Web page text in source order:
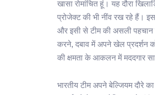
खासा रोमांचित हूं। यह दौरा
प्रोजेक्ट की भी नींव रख रहे हैं।
और इसी से टीम की असली पहचान
करने, दबाव में अपने खेल प्रदर्शन
की क्षमता के आकलन में मददगार
भारतीय टीम अपने बेल्जियम